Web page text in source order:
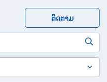
ຕິດຕາມ